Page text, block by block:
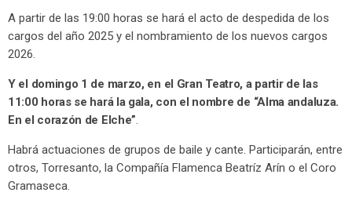
A partir de las 19:00 horas se hará el acto de despedida de los
cargos del año 2025 y el nombramiento de los nuevos cargos
2026.
Y el domingo 1 de marzo, en el Gran Teatro, a partir de las
11:00 horas se hará la gala, con el nombre de “Alma andaluza.
En el corazón de Elche”.
Habrá actuaciones de grupos de baile y cante. Participarán, entre
otros, Torresanto, la Compañía Flamenca Beatríz Arín o el Coro
Gramaseca.